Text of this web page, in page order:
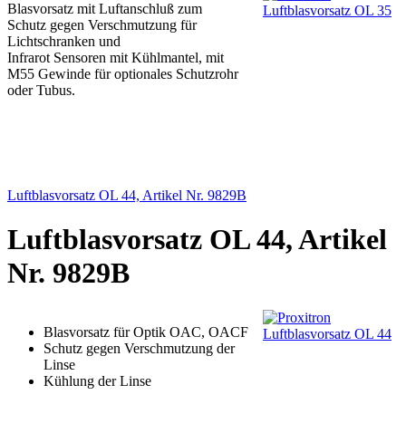
Blasvorsatz mit Luftanschluß zum
Schutz gegen Verschmutzung für
Lichtschranken und
Infrarot Sensoren mit Kühlmantel, mit
M55 Gewinde für optionales Schutzrohr
oder Tubus.
Luftblasvorsatz OL 44, Artikel Nr. 9829B
Luftblasvorsatz OL 44, Artikel
Nr. 9829B
Blasvorsatz für Optik OAC, OACF
Schutz gegen Verschmutzung der
Linse
Kühlung der Linse